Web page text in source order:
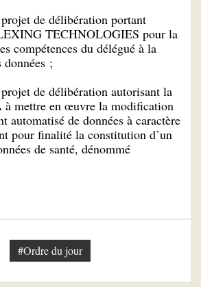
de délibération portant
TECHNOLOGIES pour la
compétences du délégué à la
;
de délibération autorisant la
à mettre en œuvre la modification
automatisé de données à caractère
pour finalité la constitution d’un
de santé, dénommé
#Ordre du jour